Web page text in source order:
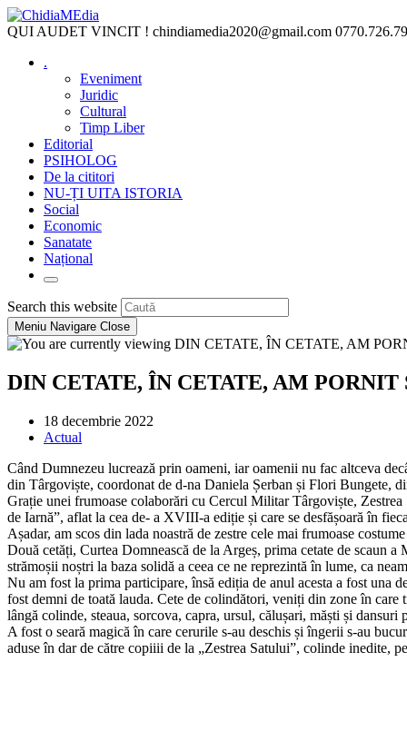
Skip
to
QUI AUDET VINCIT ! chindiamedia2020@gmail.com
.
Eveniment
Juridic
Cultural
Timp Liber
Editorial
PSIHOLOG
De la cititori
NU-ȚI UITA ISTORIA
Social
Economic
Sanatate
Național
Toggle
website
search
Search this website
Escape
to
close
search
Meniu Navigare Close
DIN CETATE, ÎN CETATE, AM
Post
published:
18 decembrie 2022
Post
Actual
Când Dumnezeu lucrează prin oameni, iar oamenii nu fac altceva
din Târgoviște, coordonat de d-na Daniela Șerban și Flori Bungete,
Grație unei frumoase colaborări cu Cercul Militar Târgoviște,
de Iarnă”, aflat la cea de- a XVIII-a ediție și care se desfășoară în
Așadar, am scos din lada noastră de zestre cele mai frumoase
Două cetăți, Curtea Domnească de la Argeș, prima cetate de scaun
strămoșii noștri la baza solidă a ceea ce ne reprezintă în lume, ca
Nu am fost la prima participare, însă ediția de anul acesta a fost
fost demni de toată lauda. Cete de colindători, veniți din zone în
lângă colinde, steaua, sorcova, capra, ursul, călușari, măști și dansuri
A fost o seară magică în care cerurile s-au deschis și îngerii s-au
aduse în dar de către copiiii de la „Zestrea Satului”, colinde inedite,